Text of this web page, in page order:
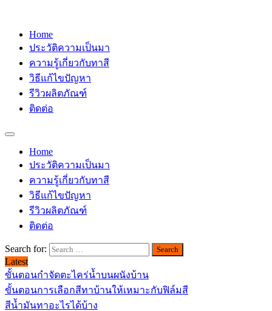
Home
ประวัติความเป็นมา
ความรู้เกี่ยวกับทาสี
วิธีแก้ไขปัญหา
รีวิวผลิตภัณฑ์
ติดต่อ
Home
ประวัติความเป็นมา
ความรู้เกี่ยวกับทาสี
วิธีแก้ไขปัญหา
รีวิวผลิตภัณฑ์
ติดต่อ
Search for:
Latest
ขั้นตอนกำจัดตะไคร่น้ำบนผนังบ้าน
ขั้นตอนการเลือกสีทาบ้านให้เหมาะกับฟิล์มสี
สีน้ำมันทาอะไรได้บ้าง